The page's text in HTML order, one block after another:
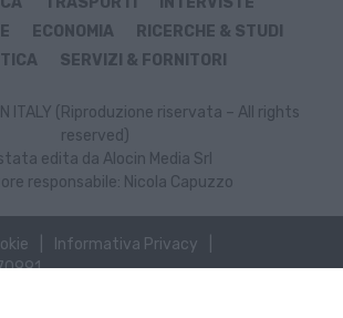
ECONOMIA
RICERCHE & STUDI
SERVIZI & FORNITORI
ITALY (Riproduzione riservata – All rights
reserved)
edita da Alocin Media Srl
responsabile: Nicola Capuzzo
Informativa Privacy